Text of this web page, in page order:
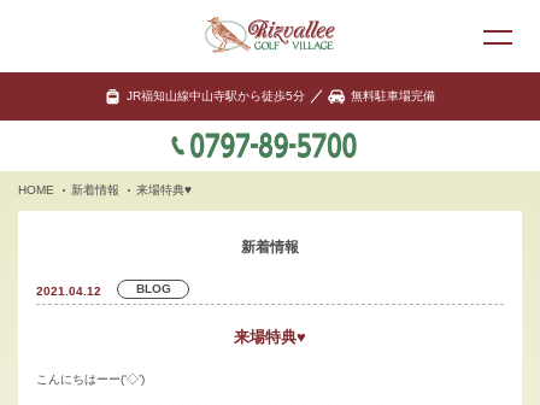
JR福知山線中山寺駅から徒歩5分 無料駐車場完備
HOME 新着情報 来場特典♥
新着情報
2021.04.12 BLOG
来場特典♥
こんにちはーー(‘◇’)ゞ